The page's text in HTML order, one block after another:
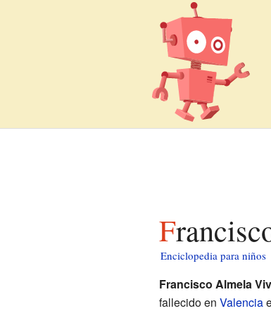
Enciclopedia para niños
Francisco Almela
fallecido en Valencia